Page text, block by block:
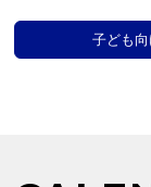
子ども向